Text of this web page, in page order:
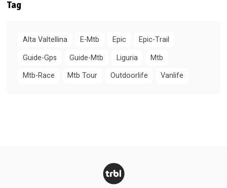
Tag
Alta Valtellina E-Mtb Epic
Epic-Trail
Guide-Gps
Guide-Mtb Liguria
Mtb
Mtb-Race
Mtb Tour Outdoorlife Vanlife